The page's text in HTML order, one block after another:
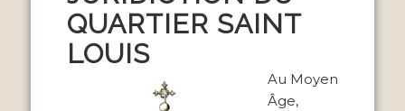
QUARTIER SAINT
LOUIS
Au Moyen
Âge,